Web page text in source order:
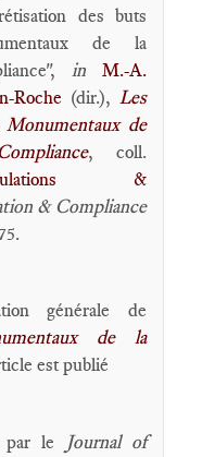
des buts
de la
in
M.-A.
Roche (dir.), Les
de
, coll.
&
& Compliance
générale de
de la
est publié
par le
Journal of